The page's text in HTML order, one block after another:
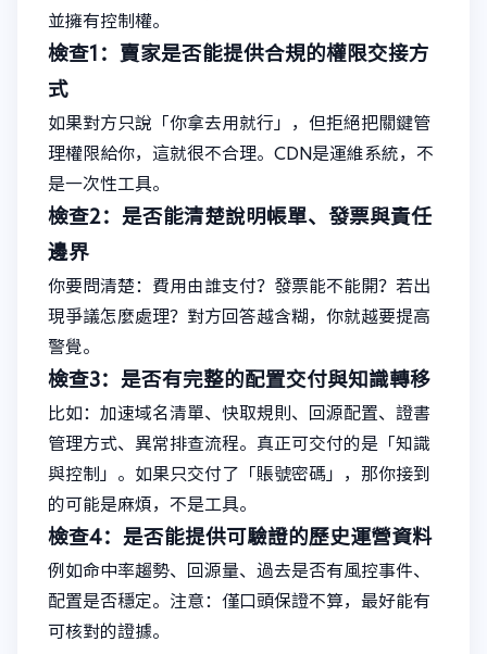
並擁有控制權。
檢查1：賣家是否能提供合規的權限交接方
式
如果對方只說「你拿去用就行」，但拒絕把關鍵管
理權限給你，這就很不合理。CDN是運維系統，不
是一次性工具。
檢查2：是否能清楚說明帳單、發票與責任
邊界
你要問清楚：費用由誰支付？發票能不能開？若出
現爭議怎麼處理？對方回答越含糊，你就越要提高
警覺。
檢查3：是否有完整的配置交付與知識轉移
比如：加速域名清單、快取規則、回源配置、證書
管理方式、異常排查流程。真正可交付的是「知識
與控制」。如果只交付了「賬號密碼」，那你接到
的可能是麻煩，不是工具。
檢查4：是否能提供可驗證的歷史運營資料
例如命中率趨勢、回源量、過去是否有風控事件、
配置是否穩定。注意：僅口頭保證不算，最好能有
可核對的證據。